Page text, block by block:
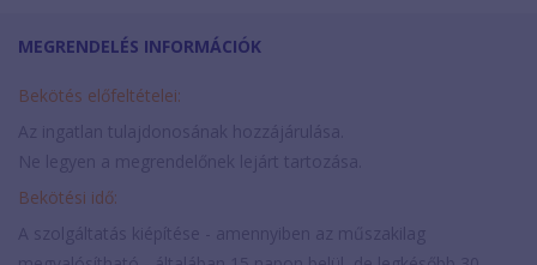
MEGRENDELÉS INFORMÁCIÓK
Bekötés előfeltételei:
Bekötési idő: